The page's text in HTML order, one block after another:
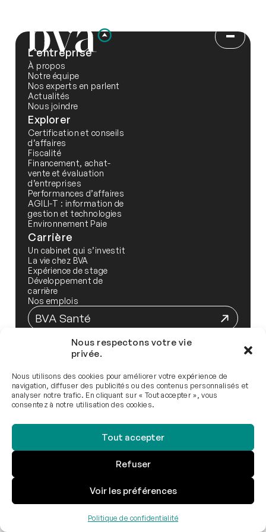
Nous respectons votre vie
privée.
Nous utilisons des cookies pour améliorer votre expérience de
navigation, diffuser des publicités ou des contenus personnalisés et
analyser notre trafic. En cliquant sur « Tout accepter », vous
consentez à notre utilisation des cookies.
Tout accepter
Refuser
Voir les préférences
Politique de confidentialité
L'entreprise
À propos
Notre équipe
Nos experts en parlent
Actualités
Nous joindre
Explorer
Certification et conseils
d’affaires
Fiscalité
Financement, achat-
vente et évaluation
d’entreprises
Performances d’affaires
AGILI-T : information de
gestion et technologies
Environnement Paie
Carrière
Un cabinet qui s’investit
La vie chez BVA
Expérience de stage
Développement de
carrière
Nos emplois
BVA Santé
Infolettre
Imago Communication